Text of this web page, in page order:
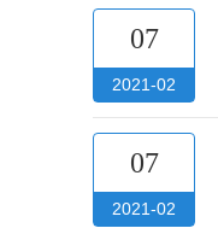
07
2021-02
07
2021-02